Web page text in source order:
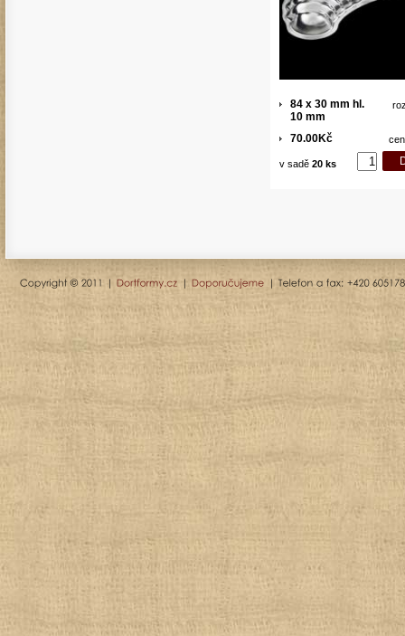
84 x 30 mm hl.
10 mm
70.00Kč
v sadě 20 ks